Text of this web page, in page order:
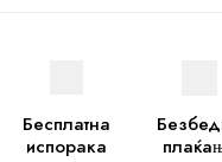
Бесплатна
испорака